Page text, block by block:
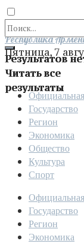
Результатов
Читать все
результаты
Отправить
Республика
Пятница, 7
Государство
Регион
Экономика
Общество
Культура
Спорт
Государство
Регион
Экономика